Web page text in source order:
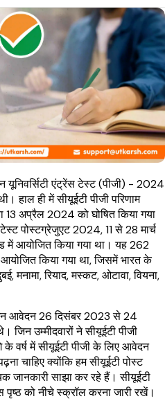
यूनिवर्सिटी एंट्रेंस टेस्ट (पीजी) - 2024
हाल ही में सीयूईटी पीजी परिणाम
13 अप्रैल 2024 को घोषित किया गया
टेस्ट पोस्टग्रेजुएट 2024, 11 से 28 मार्च
आयोजित किया गया था। यह 262
किया गया था, जिसमें भारत के
मनामा, रियाद, मस्कट, ओटावा, वियना,
आवेदन 26 दिसंबर 2023 से 24
उम्मीदवारों ने सीयूईटी पीजी
वर्ष में सीयूईटी पीजी के लिए आवेदन
चाहिए क्योंकि हम सीयूईटी पोस्ट
जानकारी साझा कर रहे हैं। सीयूईटी
पृष्ठ को नीचे स्क्रॉल करना जारी रखें।